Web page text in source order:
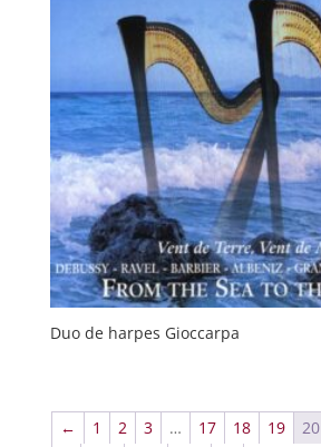
Duo de harpes Gioccarpa
← 1 2 3 … 17 18 19 20